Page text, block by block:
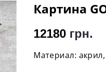
Картина
12180 грн.
Материал: акрил,